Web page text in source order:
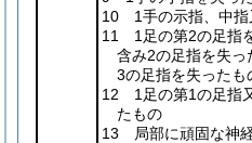
10 1手の示指、中指
11 1足の第2の足指
含み2の足指を失
3の足指を失ったも
12 1足の第1の足指
たもの
13 局部に頑固な神